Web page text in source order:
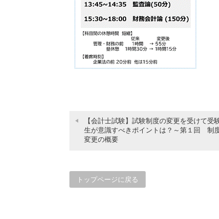
【会計士試験】試験制度の変更を受けて受
生が意識すべきポイントは？～第１回 制
変更の概要
トップページに戻る